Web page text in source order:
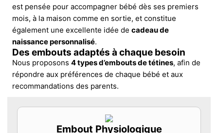
est pensée pour accompagner bébé dès ses premiers
mois, à la maison comme en sortie, et constitue
également une excellente idée de cadeau de
naissance personnalisé.
Des embouts adaptés à chaque besoin
Nous proposons 4 types d’embouts de tétines, afin de
répondre aux préférences de chaque bébé et aux
recommandations des parents.
Embout Physiologique